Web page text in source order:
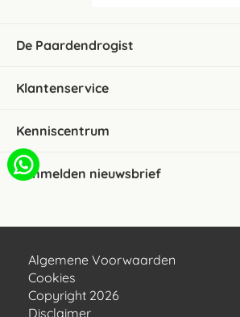
De Paardendrogist
Klantenservice
Kenniscentrum
Aanmelden nieuwsbrief
Algemene Voorwaarden
Cookies
Copyright 2026
Disclaimer